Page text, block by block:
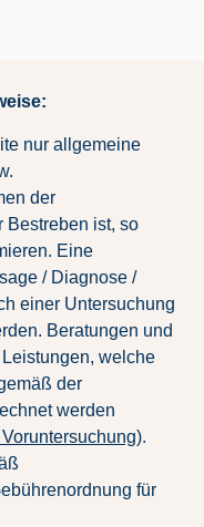
nur allgemeine
der
Bestreben ist, so
Eine
/ Diagnose /
einer Untersuchung
Beratungen und
welche
der
werden
).
für